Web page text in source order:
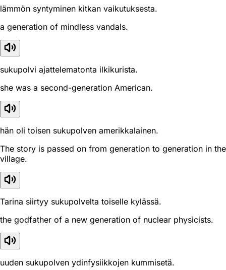
lämmön syntyminen kitkan vaikutuksesta.
a generation of mindless vandals.
sukupolvi ajattelematonta ilkikurista.
she was a second-generation American.
hän oli toisen sukupolven amerikkalainen.
The story is passed on from generation to generation in the
village.
Tarina siirtyy sukupolvelta toiselle kylässä.
the godfather of a new generation of nuclear physicists.
uuden sukupolven ydinfysiikkojen kummisetä.